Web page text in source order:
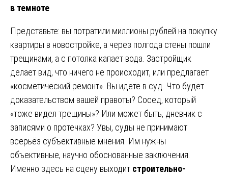
в темноте
Представьте: вы потратили миллионы рублей на покупку
квартиры в новостройке, а через полгода стены пошли
трещинами, а с потолка капает вода. Застройщик
делает вид, что ничего не происходит, или предлагает
«косметический ремонт». Вы идете в суд. Что будет
доказательством вашей правоты? Сосед, который
«тоже видел трещины»? Или может быть, дневник с
записями о протечках? Увы, суды не принимают
всерьёз субъективные мнения. Им нужны
объективные, научно обоснованные заключения.
Именно здесь на сцену выходит строительно-